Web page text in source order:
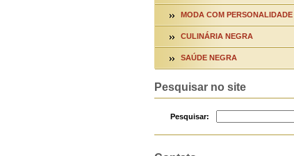
MODA COM PERSONALIDADE
CULINÁRIA NEGRA
SAÚDE NEGRA
Pesquisar no site
Pesquisar: